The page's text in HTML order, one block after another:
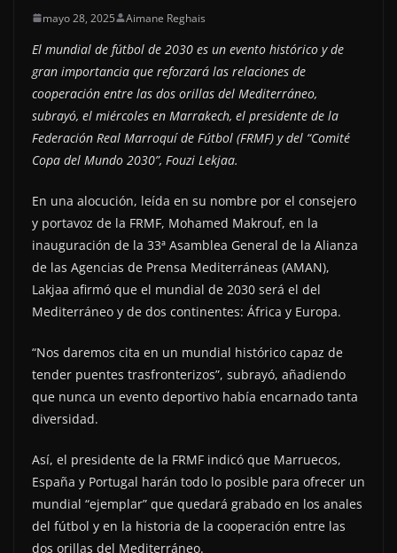
mayo 28, 2025 Aimane Reghais
El mundial de fútbol de 2030 es un evento histórico y de
gran importancia que reforzará las relaciones de
cooperación entre las dos orillas del Mediterráneo,
subrayó, el miércoles en Marrakech, el presidente de la
Federación Real Marroquí de Fútbol (FRMF) y del “Comité
Copa del Mundo 2030”, Fouzi Lekjaa.
En una alocución, leída en su nombre por el consejero
y portavoz de la FRMF, Mohamed Makrouf, en la
inauguración de la 33ª Asamblea General de la Alianza
de las Agencias de Prensa Mediterráneas (AMAN),
Lakjaa afirmó que el mundial de 2030 será el del
Mediterráneo y de dos continentes: África y Europa.
“Nos daremos cita en un mundial histórico capaz de
tender puentes trasfronterizos”, subrayó, añadiendo
que nunca un evento deportivo había encarnado tanta
diversidad.
Así, el presidente de la FRMF indicó que Marruecos,
España y Portugal harán todo lo posible para ofrecer un
mundial “ejemplar” que quedará grabado en los anales
del fútbol y en la historia de la cooperación entre las
dos orillas del Mediterráneo.